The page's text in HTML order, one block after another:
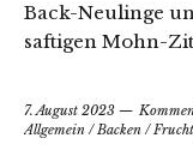
Back-Neulinge
saftigen Mohn-
7. August 2023
Allgemein /Backen /